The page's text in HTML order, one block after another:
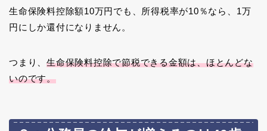
生命保険料控除額10万円でも、所得税率が10％なら、1万
円にしか還付になりません。
つまり、生命保険料控除で節税できる金額は、ほとんどな
いのです。